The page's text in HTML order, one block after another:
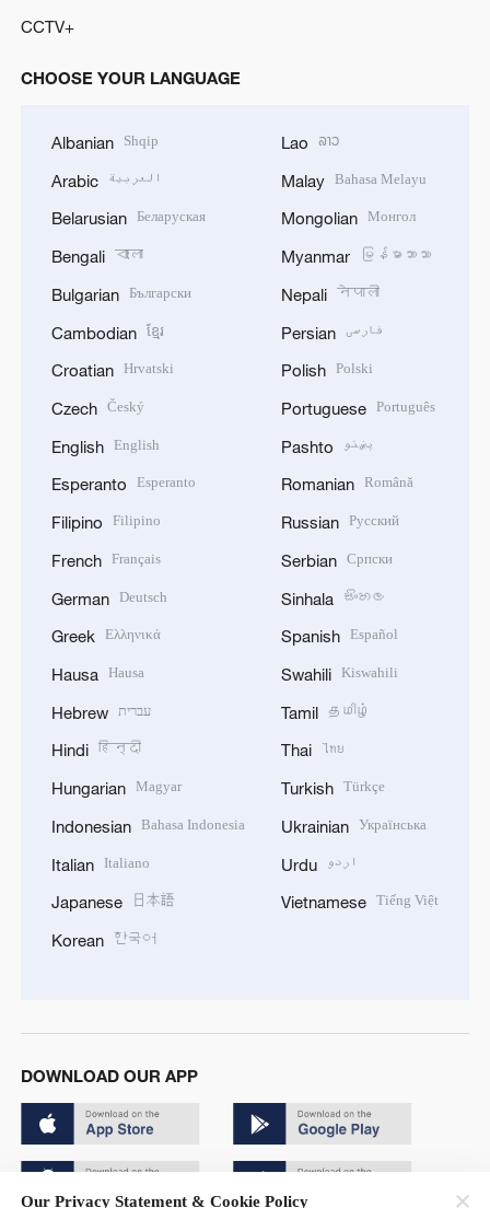
CCTV+
CHOOSE YOUR LANGUAGE
Albanian Shqip
Arabic العربية
Belarusian Беларуская
Bengali বাংলা
Bulgarian Български
Cambodian ខ្មែរ
Croatian Hrvatski
Czech Český
English English
Esperanto Esperanto
Filipino Filipino
French Français
German Deutsch
Greek Ελληνικά
Hausa Hausa
Hebrew עברית
Hindi हिन्दी
Hungarian Magyar
Indonesian Bahasa Indonesia
Italian Italiano
Japanese 日本語
Korean 한국어
Lao ລາວ
Malay Bahasa Melayu
Mongolian Монгол
Myanmar မြန်မာဘာသာ
Nepali नेपाली
Persian فارسی
Polish Polski
Portuguese Português
Pashto پښتو
Romanian Română
Russian Русский
Serbian Српски
Sinhala සිංහල
Spanish Español
Swahili Kiswahili
Tamil தமிழ்
Thai ไทย
Turkish Türkçe
Ukrainian Українська
Urdu اردو
Vietnamese Tiếng Việt
DOWNLOAD OUR APP
Our Privacy Statement & Cookie Policy